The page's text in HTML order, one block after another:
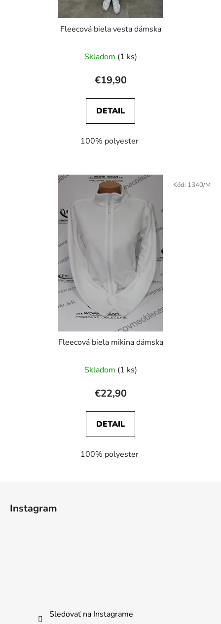
Fleecová biela vesta dámska
Skladom (1 ks)
€19,90
DETAIL
100% polyester
Fleecová biela mikina dámska
Skladom (1 ks)
€22,90
DETAIL
100% polyester
Kód: 1340/M
Instagram
Sledovať na Instagrame